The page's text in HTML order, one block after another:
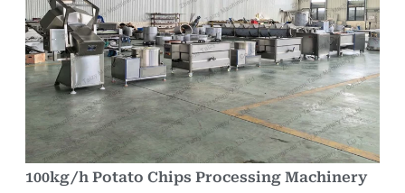
100kg/h Potato Chips Processing Machinery